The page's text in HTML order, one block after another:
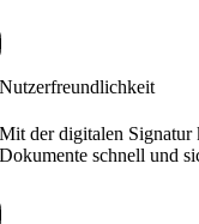
Nutzerfreundlichkeit
Mit der digitalen Signatur
Dokumente schnell und